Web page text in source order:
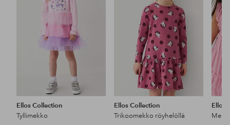
Ellos Collection
Tyllimekko
Ellos Collection
Trikoomekko röyhelöllä
Ellos